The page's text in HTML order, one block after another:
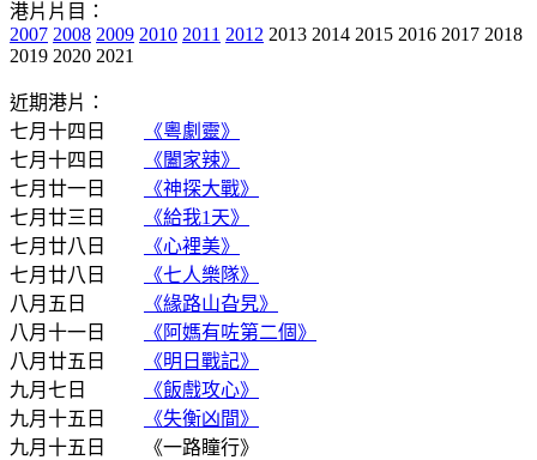
港片片目：
2007 2008 2009 2010 2011 2012 2013 2014 2015 2016 2017 2018
2019 2020 2021
近期港片：
七月十四日
《粵劇靈》
七月十四日
《闔家辣》
七月廿一日
《神探大戰》
七月廿三日
《給我1天》
七月廿八日
《心裡美》
七月廿八日
《七人樂隊》
八月五日
《緣路山旮旯》
八月十一日
《阿媽有咗第二個》
八月廿五日
《明日戰記》
九月七日
《飯戲攻心》
九月十五日
《失衡凶間》
九月十五日 《一路瞳行》